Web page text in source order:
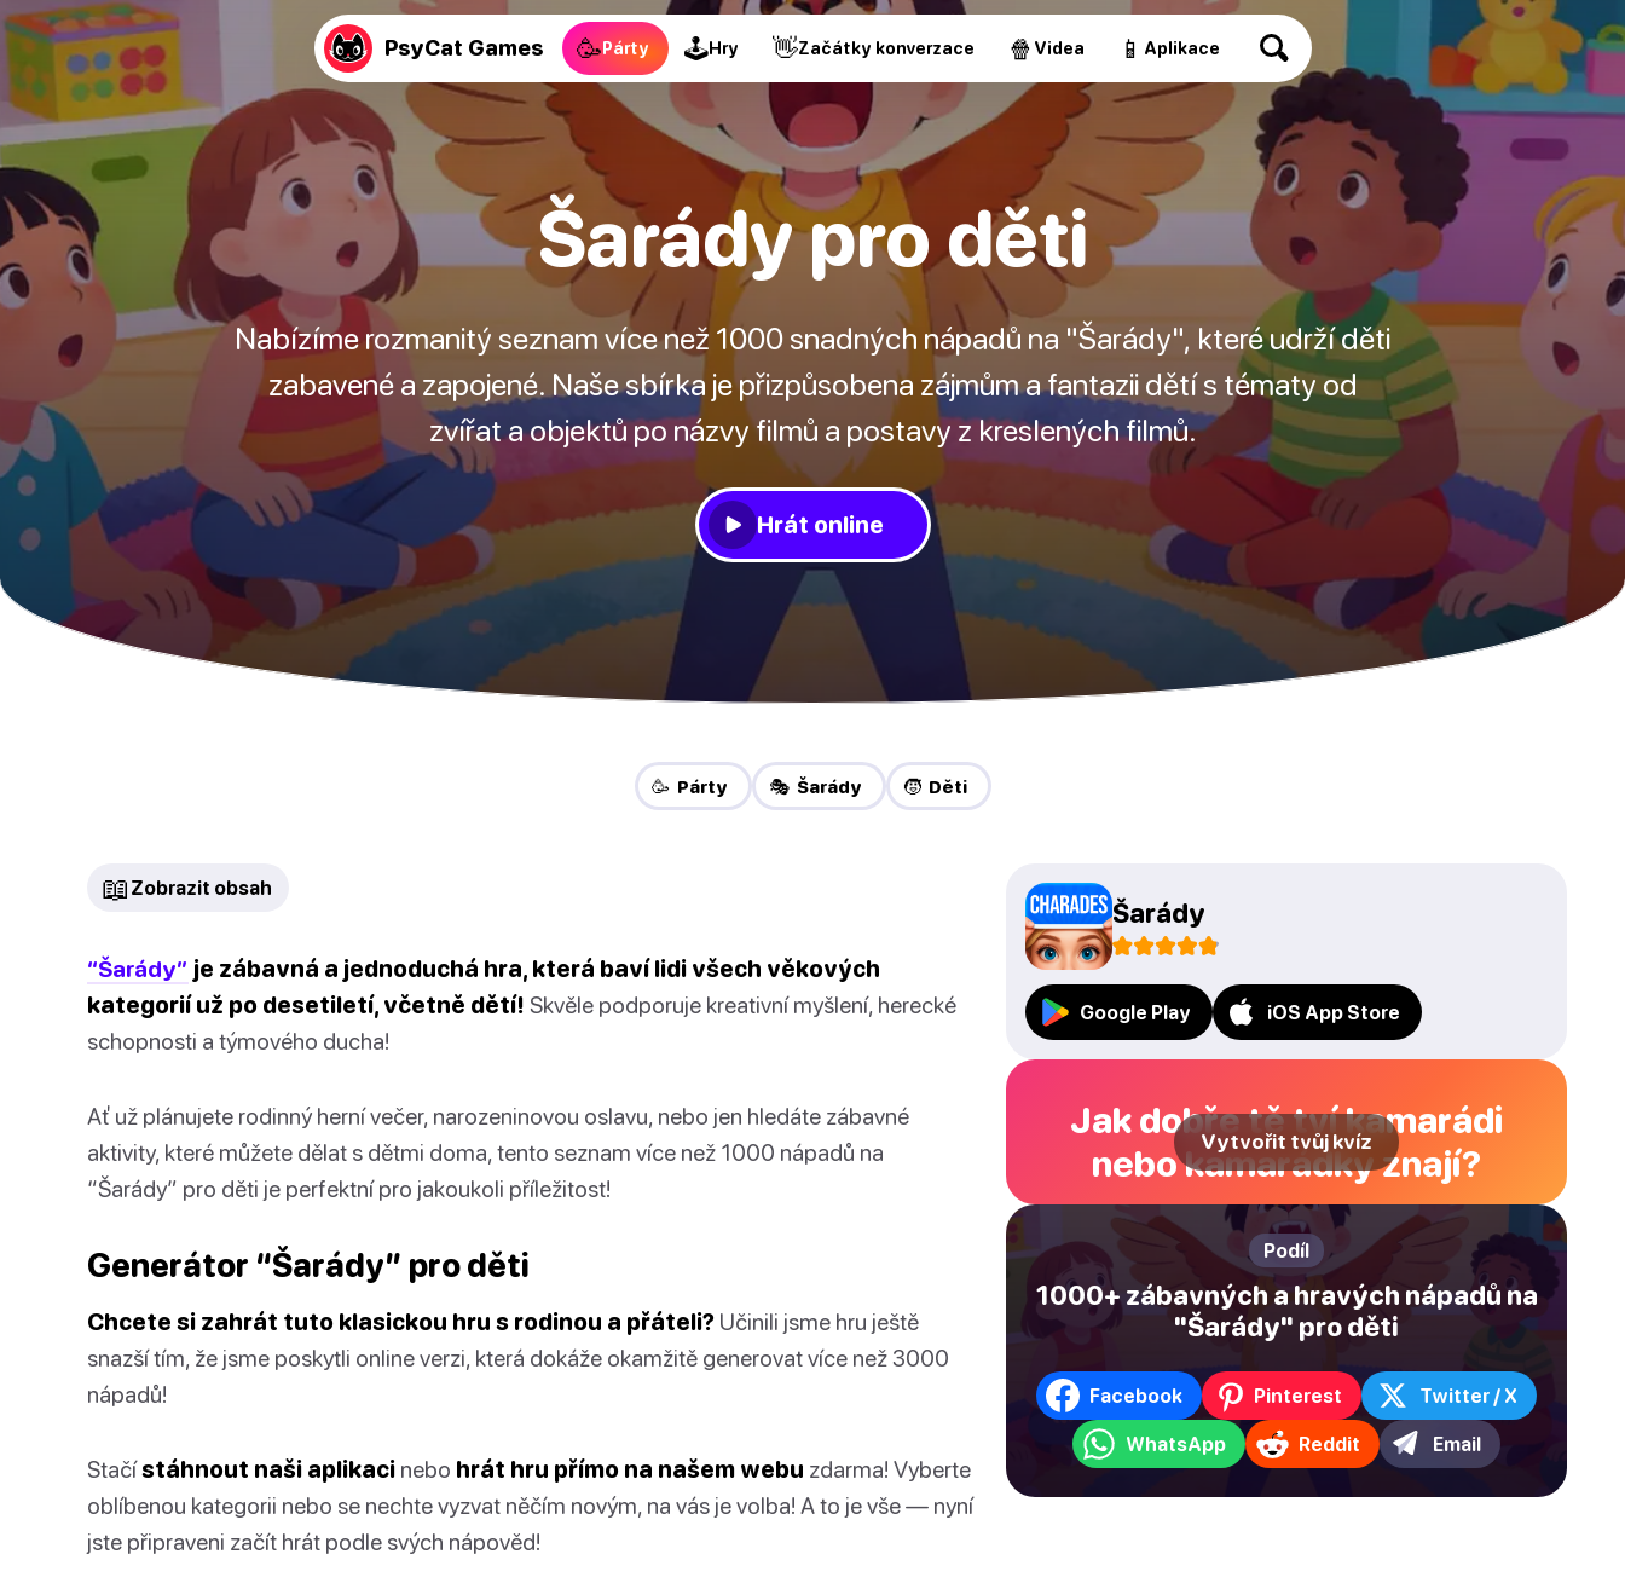
PsyCat Games 🥳Párty 🕹Hry 👋Začátky konverzace 🍿 Videa 📱 Aplikace
Šarády pro děti
Nabízíme rozmanitý seznam více než 1000 snadných nápadů na "Šarády", které udrží děti
zabavené a zapojené. Naše sbírka je přizpůsobena zájmům a fantazii dětí s tématy od
zvířat a objektů po názvy filmů a postavy z kreslených filmů.
Hrát online
🥳 Párty 🎭 Šarády 🧒 Děti
📖 Zobrazit obsah
“Šarády” je zábavná a jednoduchá hra, která baví lidi všech věkových
kategorií už po desetiletí, včetně dětí! Skvěle podporuje kreativní myšlení, herecké
schopnosti a týmového ducha!
Ať už plánujete rodinný herní večer, narozeninovou oslavu, nebo jen hledáte zábavné
aktivity, které můžete dělat s dětmi doma, tento seznam více než 1000 nápadů na
“Šarády” pro děti je perfektní pro jakoukoli příležitost!
Generátor “Šarády” pro děti
Chcete si zahrát tuto klasickou hru s rodinou a přáteli? Učinili jsme hru ještě
snazší tím, že jsme poskytli online verzi, která dokáže okamžitě generovat více než 3000
nápadů!
Stačístáhnout naši aplikaci nebo hrát hru přímo na našem webu zdarma! Vyberte
oblíbenou kategorii nebo se nechte vyzvat něčím novým, na vás je volba! A to je vše — nyní
jste připraveni začít hrát podle svých nápověd!
Šarády
Google Play iOS App Store
Jak dobře tě tví kamarádi
nebo kamarádky znají?
Vytvořit tvůj kvíz
Podíl
1000+ zábavných a hravých nápadů na
"Šarády" pro děti
Facebook Pinterest Twitter / X
WhatsApp Reddit Email